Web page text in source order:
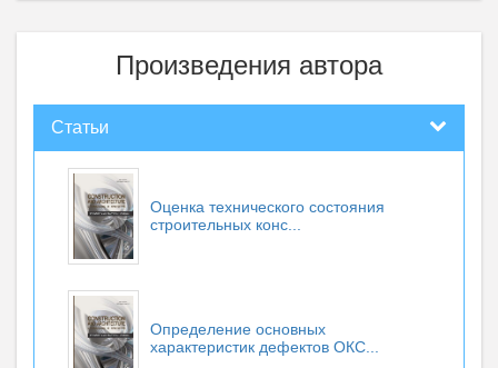
Произведения автора
Статьи
Оценка технического состояния
строительных конс...
Определение основных
характеристик дефектов ОКС...